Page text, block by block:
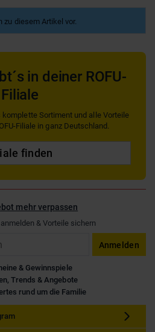
zu diesem Artikel vor.
in deiner ROFU-
Filiale
komplette Sortiment und alle Vorteile
Filiale in ganz Deutschland.
finden
mehr verpassen
& Vorteile sichern
Anmelden
& Gewinnspiele
Trends & Angebote
rund um die Familie